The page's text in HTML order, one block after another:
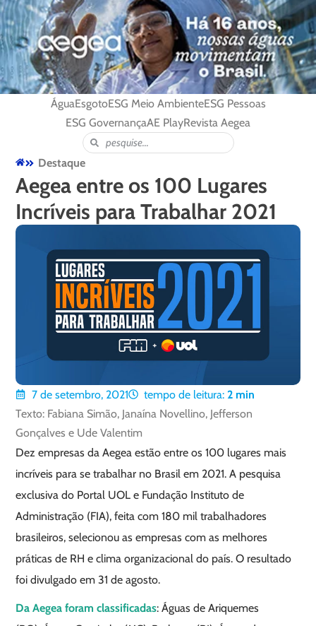
ÁguaEsgotoESG Meio AmbienteESG Pessoas
ESG GovernançaAE PlayRevista Aegea
Destaque
Aegea entre os 100 Lugares
Incríveis para Trabalhar 2021
7 de setembro, 2021 tempo de leitura: 2 min
Texto: Fabiana Simão, Janaína Novellino, Jefferson
Gonçalves e Ude Valentim
Dez empresas da Aegea estão entre os 100 lugares mais
incríveis para se trabalhar no Brasil em 2021. A pesquisa
exclusiva do Portal UOL e Fundação Instituto de
Administração (FIA), feita com 180 mil trabalhadores
brasileiros, selecionou as empresas com as melhores
práticas de RH e clima organizacional do país. O resultado
foi divulgado em 31 de agosto.
Da Aegea foram classificadas: Águas de Ariquemes